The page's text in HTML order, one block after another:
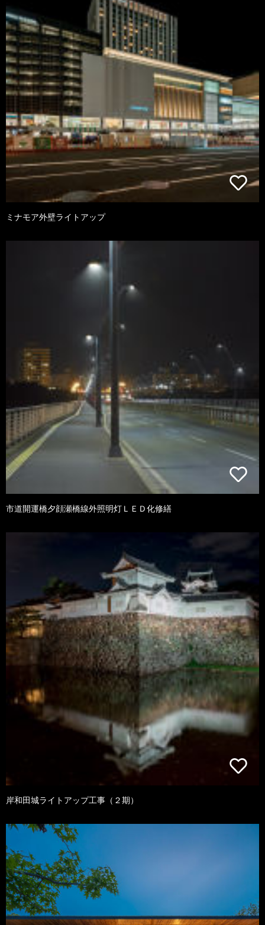
ミナモア外壁ライトアップ
市道開運橋夕顔瀬橋線外照明灯ＬＥＤ化修繕
岸和田城ライトアップ工事（２期）